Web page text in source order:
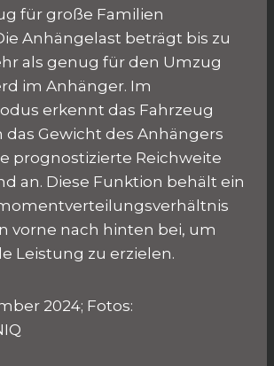
für große Familien
Anhängelast beträgt bis zu
als genug für den Umzug
im Anhänger. Im
erkennt das Fahrzeug
Gewicht des Anhängers
prognostizierte Reichweite
an. Diese Funktion behält ein
vorne nach hinten bei, um
Leistung zu erzielen.
2024; Fotos: